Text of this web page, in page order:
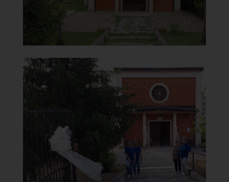
Chiesa della Madonna del
Carmine
Chiesa con cordonata
Clicca per ingrandire
]